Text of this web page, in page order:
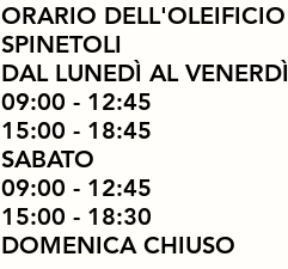
ORARIO DELL'OLEIFICIO
SPINETOLI
DAL LUNEDÌ AL VENERDÌ
09:00 - 12:45
15:00 - 18:45
SABATO
09:00 - 12:45
15:00 - 18:30
DOMENICA CHIUSO